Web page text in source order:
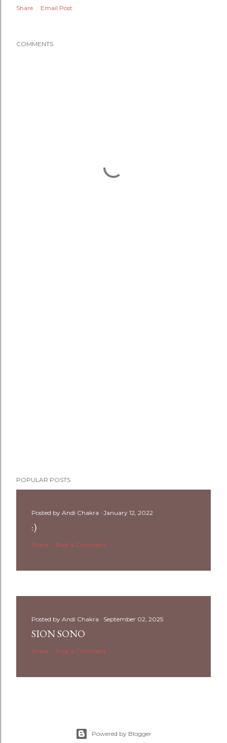
Share Email Post
COMMENTS
POPULAR POSTS
Posted by Andi Chakra January 12, 2022
:)
Share Post a Comment
Posted by Andi Chakra September 02, 2025
SION SONO
Share Post a Comment
Powered by Blogger